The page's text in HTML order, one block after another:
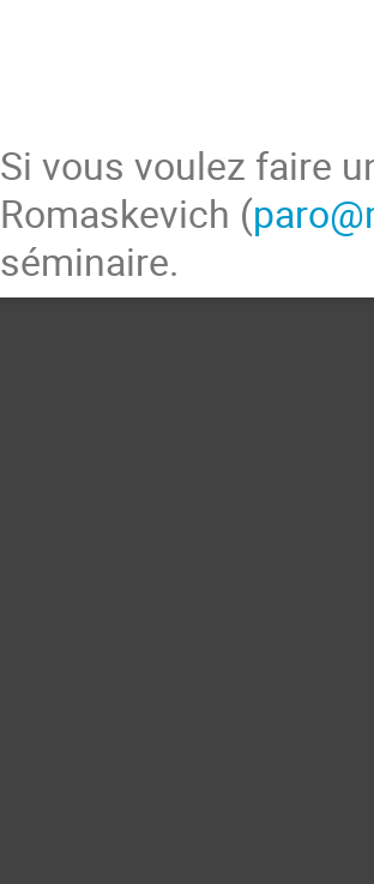
Si vous voulez faire
Romaskevich (
séminaire.